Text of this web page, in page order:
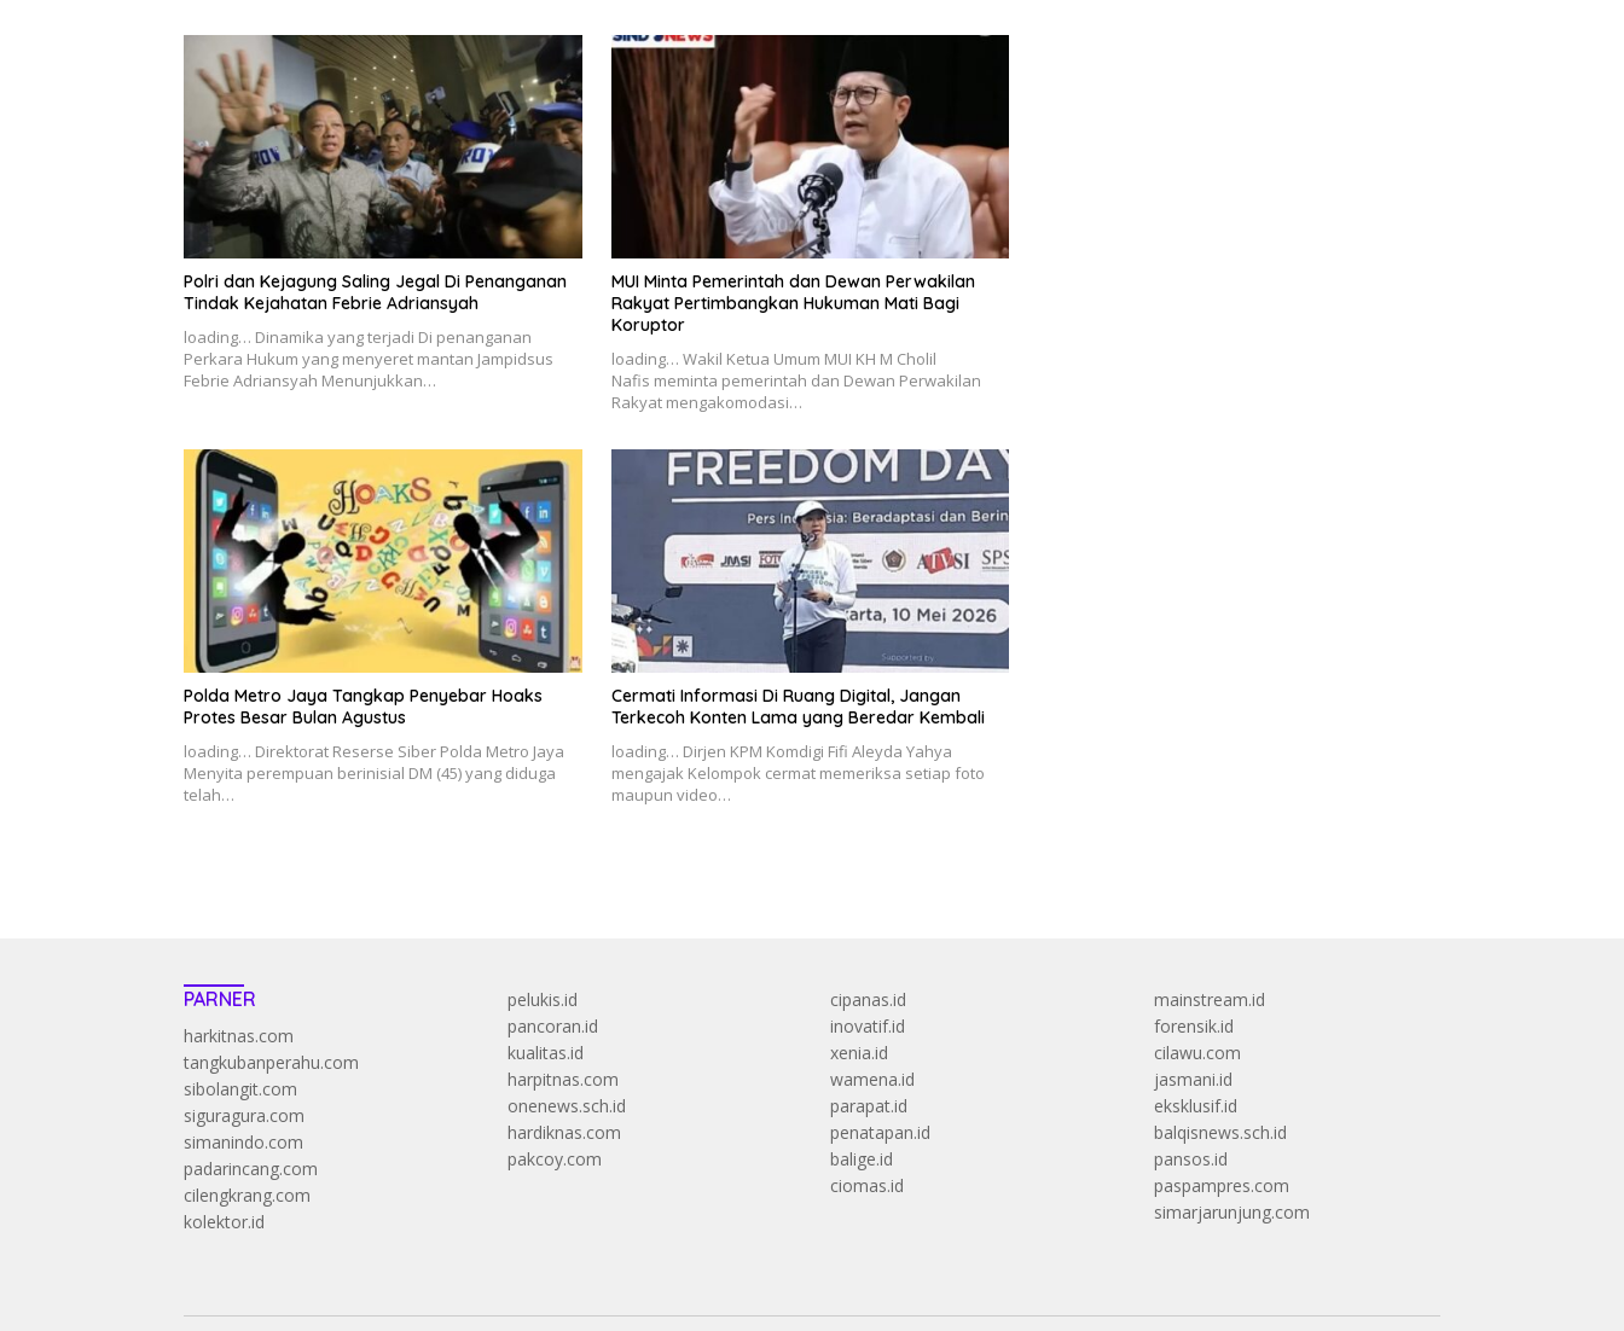
Polri dan Kejagung Saling Jegal Di Penanganan
Tindak Kejahatan Febrie Adriansyah
loading… Dinamika yang terjadi Di penanganan
Perkara Hukum yang menyeret mantan Jampidsus
Febrie Adriansyah Menunjukkan…
MUI Minta Pemerintah dan Dewan Perwakilan
Rakyat Pertimbangkan Hukuman Mati Bagi
Koruptor
loading… Wakil Ketua Umum MUI KH M Cholil
Nafis meminta pemerintah dan Dewan Perwakilan
Rakyat mengakomodasi…
Polda Metro Jaya Tangkap Penyebar Hoaks
Protes Besar Bulan Agustus
loading… Direktorat Reserse Siber Polda Metro Jaya
Menyita perempuan berinisial DM (45) yang diduga
telah…
Cermati Informasi Di Ruang Digital, Jangan
Terkecoh Konten Lama yang Beredar Kembali
loading… Dirjen KPM Komdigi Fifi Aleyda Yahya
mengajak Kelompok cermat memeriksa setiap foto
maupun video…
PARNER
harkitnas.com
tangkubanperahu.com
sibolangit.com
siguragura.com
simanindo.com
padarincang.com
cilengkrang.com
kolektor.id
pelukis.id
pancoran.id
kualitas.id
harpitnas.com
onenews.sch.id
hardiknas.com
pakcoy.com
cipanas.id
inovatif.id
xenia.id
wamena.id
parapat.id
penatapan.id
balige.id
ciomas.id
mainstream.id
forensik.id
cilawu.com
jasmani.id
eksklusif.id
balqisnews.sch.id
pansos.id
paspampres.com
simarjarunjung.com